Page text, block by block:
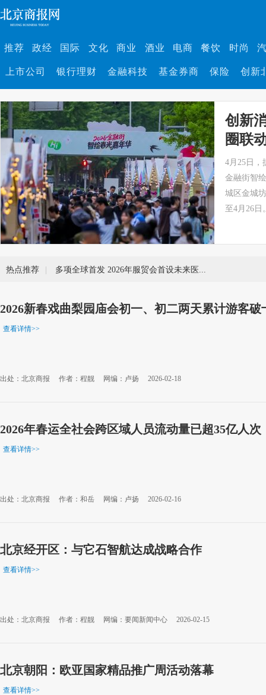
推荐 政经 国际 文化 商业 酒业 电商 餐饮 时尚
上市公司 银行理财 金融科技 基金券商 保险 创新
创新
圈联
开启“
4月25日，
金融街智
城区金城
至4月26日
热点推荐 |
2026新春戏曲梨园庙会初一、初二两天累计游客破
查看详情>>
出处：北京商报 作者：程靓 网编：卢扬 2026-02-18
2026年春运全社会跨区域人员流动量已超35亿人次
查看详情>>
出处：北京商报 作者：和岳 网编：卢扬 2026-02-16
北京经开区：与它石智航达成战略合作
查看详情>>
出处：北京商报 作者：程靓 网编：要闻新闻中心 2026-02-15
北京朝阳：欧亚国家精品推广周活动落幕
查看详情>>